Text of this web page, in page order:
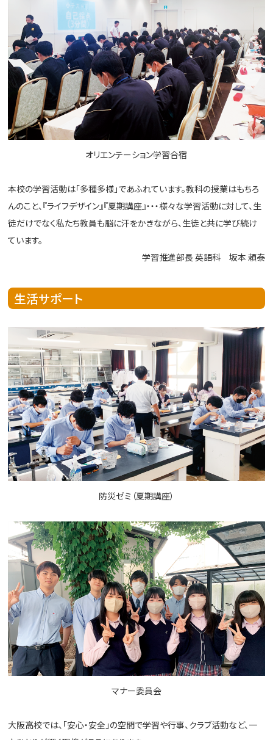
オリエンテーション学習合宿
本校の学習活動は「多種多様」であふれています。教科の授業はもちろ
んのこと、『ライフデザイン』『夏期講座』・・・様々な学習活動に対して、生
徒だけでなく私たち教員も脳に汗をかきながら、生徒と共に学び続け
ています。
学習推進部長 英語科 坂本 頼泰
生活サポート
防災ゼミ（夏期講座）
マナー委員会
大阪高校では、「安心・安全」の空間で学習や行事、クラブ活動など、一